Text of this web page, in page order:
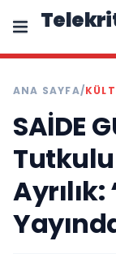
ANA SAYFA/
SAİDE
Tutkulu
Ayrılık: